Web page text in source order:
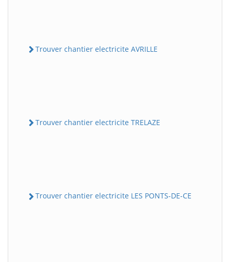
Trouver chantier electricite AVRILLE
Trouver chantier electricite TRELAZE
Trouver chantier electricite LES PONTS-DE-CE